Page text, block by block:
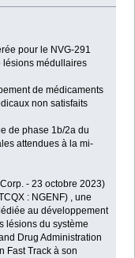
pour le NVG-291
lésions médullaires
de médicaments
non satisfaits
de phase 1b/2a du
attendues à la mi-
- 23 octobre 2023)
: NGENF) , une
au développement
lésions du système
Drug Administration
Fast Track à son